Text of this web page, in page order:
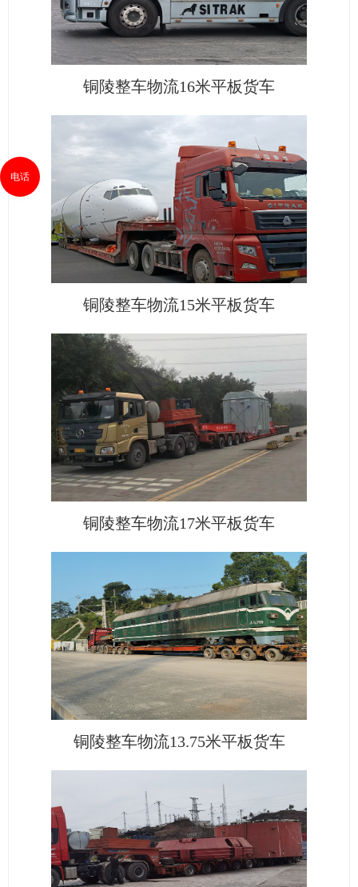
铜陵整车物流16米平板货车
铜陵整车物流15米平板货车
铜陵整车物流17米平板货车
铜陵整车物流13.75米平板货车
电话